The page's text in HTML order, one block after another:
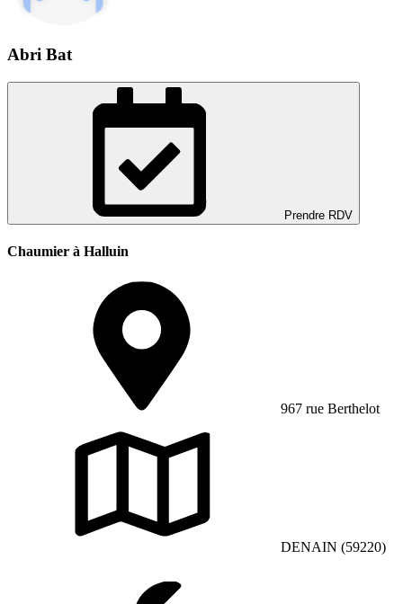
Abri Bat
Prendre RDV
Chaumier à Halluin
967 rue Berthelot
DENAIN (59220)